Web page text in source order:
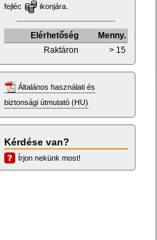
fejléc
ikonjára.
Elérhetőség
Menny.
Raktáron
> 15
Általános használati és
biztonsági útmutató (HU)
Kérdése van?
Írjon nekünk most!